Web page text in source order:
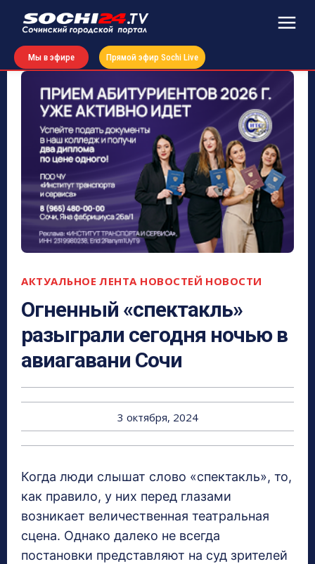
Мы в эфире Прямой эфир Sochi Live
АКТУАЛЬНОЕ ЛЕНТА НОВОСТЕЙ НОВОСТИ
Огненный «спектакль»
разыграли сегодня ночью в
авиагавани Сочи
3 октября, 2024
Когда люди слышат слово «спектакль», то,
как правило, у них перед глазами
возникает величественная театральная
сцена. Однако далеко не всегда
постановки представляют на суд зрителей